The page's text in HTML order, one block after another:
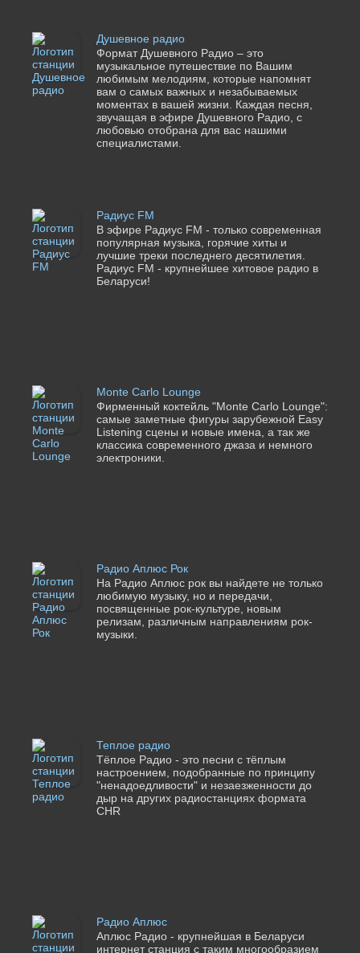
Душевное радио
Формат Душевного Радио – это
музыкальное путешествие по Вашим
любимым мелодиям, которые напомнят
вам о самых важных и незабываемых
моментах в вашей жизни. Каждая песня,
звучащая в эфире Душевного Радио, с
любовью отобрана для вас нашими
специалистами.
Радиус FM
В эфире Радиус FM - только современная
популярная музыка, горячие хиты и
лучшие треки последнего десятилетия.
Радиус FM - крупнейшее хитовое радио в
Беларуси!
Monte Carlo Lounge
Фирменный коктейль "Monte Carlo Lounge":
самые заметные фигуры зарубежной Easy
Listening сцены и новые имена, а так же
классика современного джаза и немного
электроники.
Радио Аплюс Рок
На Радио Аплюс рок вы найдете не только
любимую музыку, но и передачи,
посвященные рок-культуре, новым
релизам, различным направлениям рок-
музыки.
Теплое радио
Тёплое Радио - это песни с тёплым
настроением, подобранные по принципу
"ненадоедливости" и незаезженности до
дыр на других радиостанциях формата
CHR
Радио Аплюс
Аплюс Радио - крупнейшая в Беларуси
интернет станция с таким многообразием